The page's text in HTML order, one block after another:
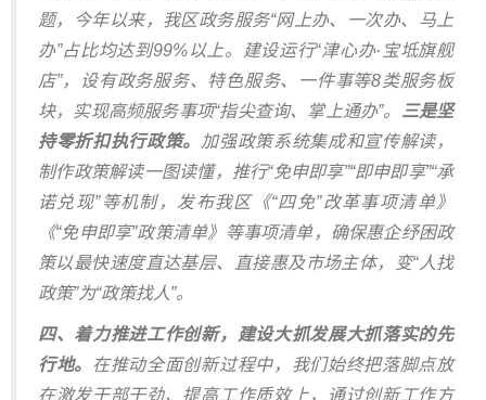
题，今年以来，我区政务服务“网上办、一次办、马上
办”占比均达到99%以上。建设运行“津心办·宝坻旗舰
店”，设有政务服务、特色服务、一件事等8类服务板
块，实现高频服务事项“指尖查询、掌上通办”。 三是坚
持零折扣执行政策。
加强政策系统集成和宣传解读，
制作政策解读一图读懂，推行“免申即享”“即申即享”“承
诺兑现”等机制，发布我区《“四免”改革事项清单》
《“免申即享”政策清单》等事项清单，确保惠企纾困政
策以最快速度直达基层、直接惠及市场主体，变“人找
政策”为“政策找人”。
四、着力推进工作创新，建设大抓发展大抓落实的先
行地。
在推动全面创新过程中，我们始终把落脚点放
在激发干部干劲、提高工作质效上，通过创新工作方